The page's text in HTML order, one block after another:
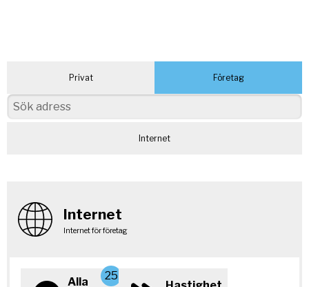
Privat Företag
Internet
Internet
Internet för företag
Alla
25